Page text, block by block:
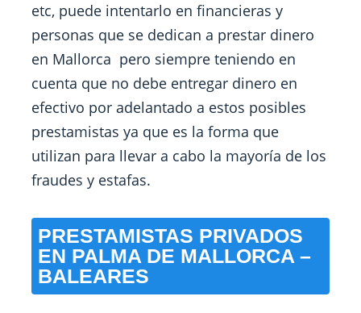
etc, puede intentarlo en financieras y
personas que se dedican a prestar dinero
en Mallorca pero siempre teniendo en
cuenta que no debe entregar dinero en
efectivo por adelantado a estos posibles
prestamistas ya que es la forma que
utilizan para llevar a cabo la mayoría de los
fraudes y estafas.
PRESTAMISTAS PRIVADOS
EN PALMA DE MALLORCA –
BALEARES